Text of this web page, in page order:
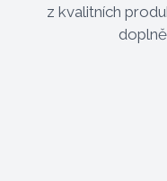
z kvalitních